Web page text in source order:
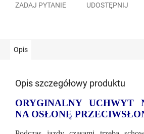
ZADAJ PYTANIE UDOSTĘPNIJ
Opis
Opis szczegółowy produktu
ORYGINALNY UCHWYT
NA OSŁONĘ